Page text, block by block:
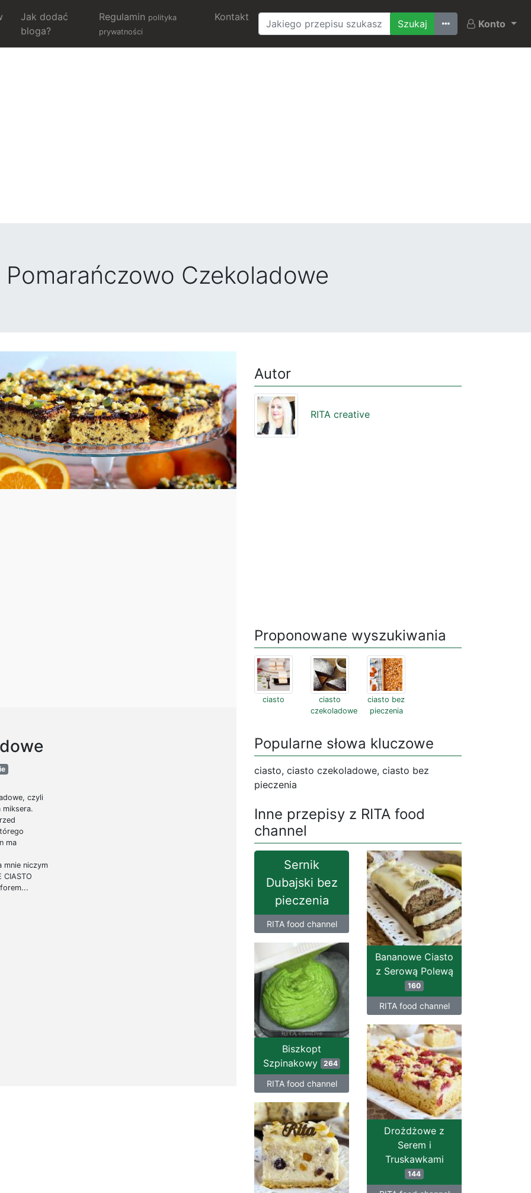
Jak dodać
bloga?
Regulamin polityka
prywatności
Kontakt
Ostatnio szukane
Konto
Czekoladowe
czyli
miksera.
ma
mnie niczym
CIASTO
forem...
Autor
RITA creative
Proponowane wyszukiwania
ciasto
ciasto
czekoladowe
ciasto bez
pieczenia
Popularne słowa kluczowe
ciasto, ciasto czekoladowe, ciasto bez
pieczenia
Inne przepisy z RITA food
channel
Sernik
Dubajski bez
pieczenia
RITA food channel
Bananowe Ciasto
z Serową Polewą
160
RITA food channel
Biszkopt
Szpinakowy
264
RITA food channel
Drożdżowe z
Serem i
Truskawkami
144